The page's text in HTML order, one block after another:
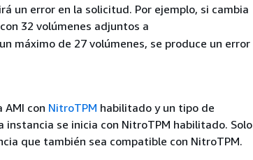
un error en la solicitud. Por ejemplo, si cambia
con 32 volúmenes adjuntos a
máximo de 27 volúmenes, se produce un error
AMI con NitroTPM habilitado y un tipo de
se inicia con NitroTPM habilitado. Solo
que también sea compatible con NitroTPM.